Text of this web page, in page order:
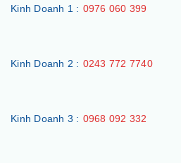
Kinh Doanh 1 : 0976 060 399
Kinh Doanh 2 : 0243 772 7740
Kinh Doanh 3 : 0968 092 332